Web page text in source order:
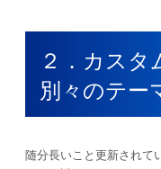
２．カスタ
別々のテー
随分長いこと更新されて